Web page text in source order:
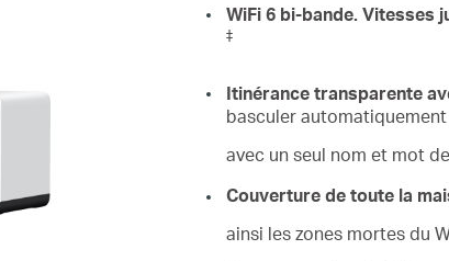
WiFi 6 bi-bande. Vitesses
‡
Itinérance transparente
basculer
avec un seul nom et mot
Couverture de toute la
ainsi les zones mortes du